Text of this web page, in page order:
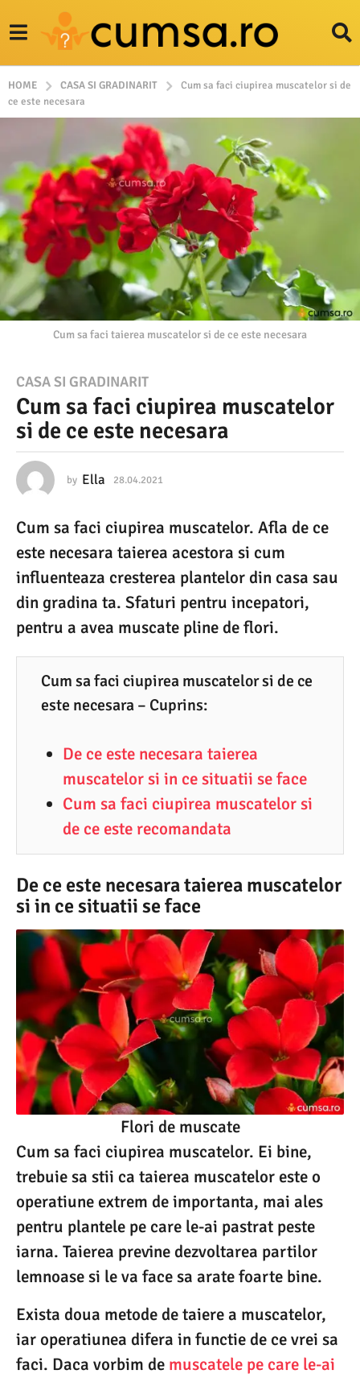
HOME CASA SI GRADINARIT
Cum sa faci ciupirea muscatelor si de
ce este necesara
Cum sa faci taierea muscatelor si de ce este necesara
2
8
.
4
2
0
2
1
2
8
1
CASA SI GRADINARIT
Cum sa faci ciupirea muscatelor
si de ce este necesara
by Ella 28.04.2021
0
.
2
0
2
Cum sa faci ciupirea muscatelor. Afla de ce
este necesara taierea acestora si cum
influenteaza cresterea plantelor din casa sau
din gradina ta. Sfaturi pentru incepatori,
pentru a avea muscate pline de flori.
Cum sa faci ciupirea muscatelor si de ce
este necesara – Cuprins:
De ce este necesara taierea
muscatelor si in ce situatii se face
Cum sa faci ciupirea muscatelor si
de ce este recomandata
De ce este necesara taierea muscatelor
si in ce situatii se face
Flori de muscate
Cum sa faci ciupirea muscatelor. Ei bine,
trebuie sa stii ca taierea muscatelor este o
operatiune extrem de importanta, mai ales
pentru plantele pe care le-ai pastrat peste
iarna. Taierea previne dezvoltarea partilor
lemnoase si le va face sa arate foarte bine.
Exista doua metode de taiere a muscatelor,
iar operatiunea difera in functie de ce vrei sa
faci. Daca vorbim de muscatele pe care le-ai